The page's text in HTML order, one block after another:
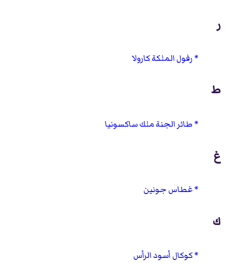
ر
رفول الملكة كارولا
ط
طائر الجنة ملك ساكسونيا
غ
غطاس جونين
ك
كوكال أسود الرأس